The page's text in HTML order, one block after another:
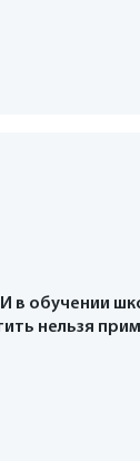
в обучении
нельзя